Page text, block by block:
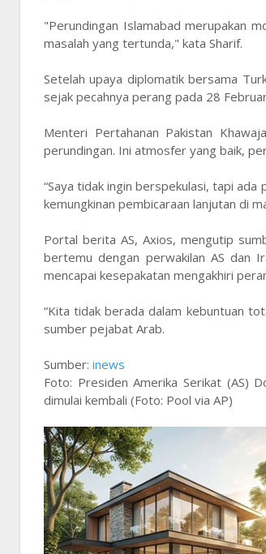
"Perundingan Islamabad merupakan
masalah yang tertunda," kata Sharif.
Setelah upaya diplomatik bersama
sejak pecahnya perang pada 28
Menteri Pertahanan Pakistan
perundingan. Ini atmosfer yang baik,
“Saya tidak ingin berspekulasi, tapi
kemungkinan pembicaraan lanjutan di
Portal berita AS, Axios, mengutip
bertemu dengan perwakilan AS dan
mencapai kesepakatan mengakhiri
“Kita tidak berada dalam kebuntuan
sumber pejabat Arab.
Sumber: inews
Foto: Presiden Amerika Serikat (AS)
dimulai kembali (Foto: Pool via AP)